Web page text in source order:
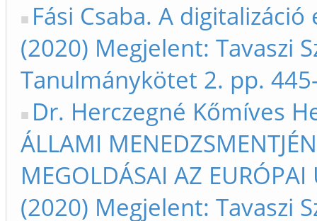
Fási Csaba. A
(2020) Megjelent: Tavaszi
Tanulmánykötet 2. pp.
Dr. Herczegné Kőmíves
ÁLLAMI
MEGOLDÁSAI AZ
(2020) Megjelent: Tavaszi